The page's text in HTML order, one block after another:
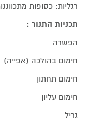
רגליות: כסופות
תכניות התנור :
הפשרה
חימום בהולכה (אפייה)
חימום תחתון
חימום עליון
גריל